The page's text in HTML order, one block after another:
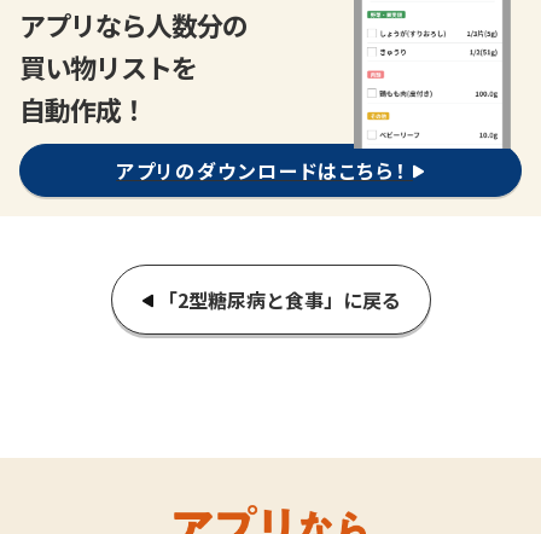
アプリのダウンロードはこちら！
アプリなら人数分の
買い物リストを
自動作成！
「2型糖尿病と食事」に戻る